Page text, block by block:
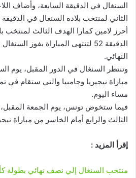
السنغال في الدقيقة السابعة، وأضاف
أحرز لامين كمارا الهدف الثالث لمنتخب
الدقيقة 52 لتنتهى المباراة بفوز
النهائي.
وتنتظر السنغال في الدور المقبل، يوم
مباراة نيجيريا وجامبيا والتي ستقام في
مساء اليوم.
فيما ستخوض تونس، يوم الجمعة المقبل،
الثالث والرابع أمام الخاسر من مباراة
إقرأ المزيد :
منتخب السنغال إلي نصف نهائي بطولة